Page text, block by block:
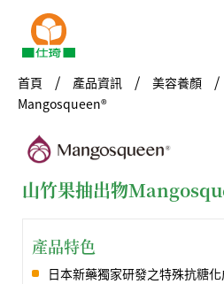
首頁 產品資訊 美容養顏
Mangosqueen®
山竹果抽出物
產品特色
日本新藥獨家研發之特殊抗糖